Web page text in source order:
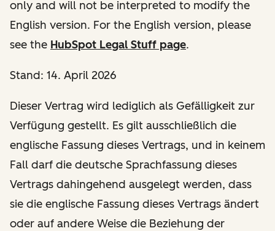
only and will not be interpreted to modify the
English version. For the English version, please
see the HubSpot Legal Stuff page.
Stand: 14. April 2026
Dieser Vertrag wird lediglich als Gefälligkeit zur
Verfügung gestellt. Es gilt ausschließlich die
englische Fassung dieses Vertrags, und in keinem
Fall darf die deutsche Sprachfassung dieses
Vertrags dahingehend ausgelegt werden, dass
sie die englische Fassung dieses Vertrags ändert
oder auf andere Weise die Beziehung der